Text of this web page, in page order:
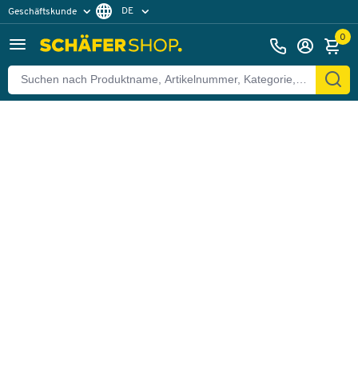
Geschäftskunde DE
0
Zurück